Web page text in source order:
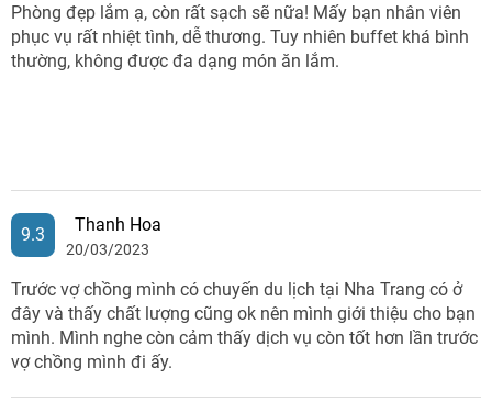
Phòng đẹp lắm ạ, còn rất sạch sẽ nữa! Mấy bạn nhân viên
phục vụ rất nhiệt tình, dễ thương. Tuy nhiên buffet khá bình
thường, không được đa dạng món ăn lắm.
9.3 Thanh Hoa
20/03/2023
Trước vợ chồng mình có chuyến du lịch tại Nha Trang có ở
đây và thấy chất lượng cũng ok nên mình giới thiệu cho bạn
mình. Mình nghe còn cảm thấy dịch vụ còn tốt hơn lần trước
vợ chồng mình đi ấy.